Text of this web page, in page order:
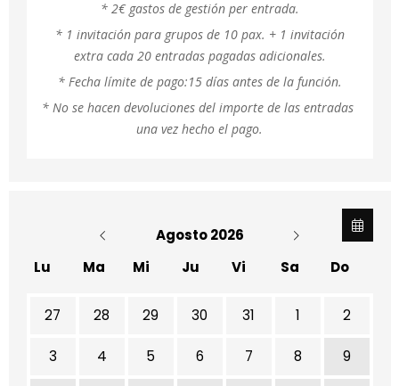
* 2€ gastos de gestión per entrada.
* 1 invitación para grupos de 10 pax. + 1 invitación
extra cada 20 entradas pagadas adicionales.
* Fecha límite de pago:15 días antes de la función.
* No se hacen devoluciones del importe de las entradas
una vez hecho el pago.
Agosto 2026
Lu
Ma Mi Ju Vi Sa Do
No hay ninguna actividad este mes
27 28 29 30 31 1 2
3 4 5 6 7 8 9